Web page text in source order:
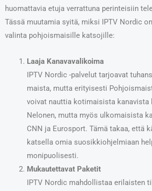
huomattavia etuja verrattuna perinteisiin
Tässä muutamia syitä, miksi IPTV Nordic
valinta pohjoismaisille katsojille:
Laaja Kanavavalikoima
IPTV Nordic -palvelut tarjoavat
maista, mutta erityisesti
voivat nauttia kotimaisista kanavista
Nelonen, mutta myös ulkomaisista
CNN ja Eurosport. Tämä takaa, että
katsella omia suosikkiohjelmiaan
monipuolisesti.
Mukautettavat Paketit
IPTV Nordic mahdollistaa erilaisten